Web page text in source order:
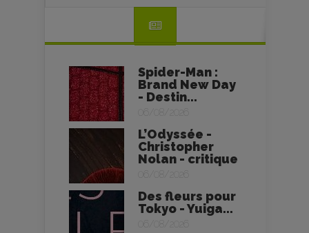
Spider-Man :
Brand New Day
- Destin...
06/08/2026
L’Odyssée -
Christopher
Nolan - critique
06/08/2026
Des fleurs pour
Tokyo - Yuiga...
06/08/2026